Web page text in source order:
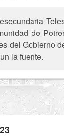
de
del Gobierno
la fuente.